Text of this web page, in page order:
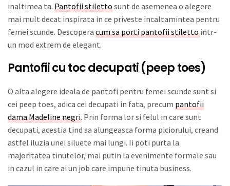
inaltimea ta. Pantofii stiletto sunt de asemenea o alegere
mai mult decat inspirata in ce priveste incaltamintea pentru
femei scunde. Descopera cum sa porti pantofii stiletto intr-
un mod extrem de elegant.
Pantofii cu toc decupati (peep toes)
O alta alegere ideala de pantofi pentru femei scunde sunt si
cei peep toes, adica cei decupati in fata, precum pantofii
dama Madeline negri. Prin forma lor si felul in care sunt
decupati, acestia tind sa alungeasca forma piciorului, creand
astfel iluzia unei siluete mai lungi. Ii poti purta la
majoritatea tinutelor, mai putin la evenimente formale sau
in cazul in care ai un job care impune tinuta business.